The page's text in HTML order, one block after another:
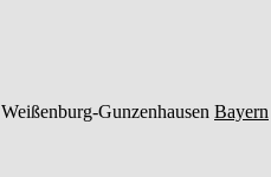
Weißenburg-Gunzenhausen Bayern